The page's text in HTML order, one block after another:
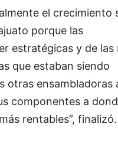
el crecimiento
porque las
estratégicas y de las
que estaban siendo
otras ensambladoras
componentes a
rentables”, finalizó.